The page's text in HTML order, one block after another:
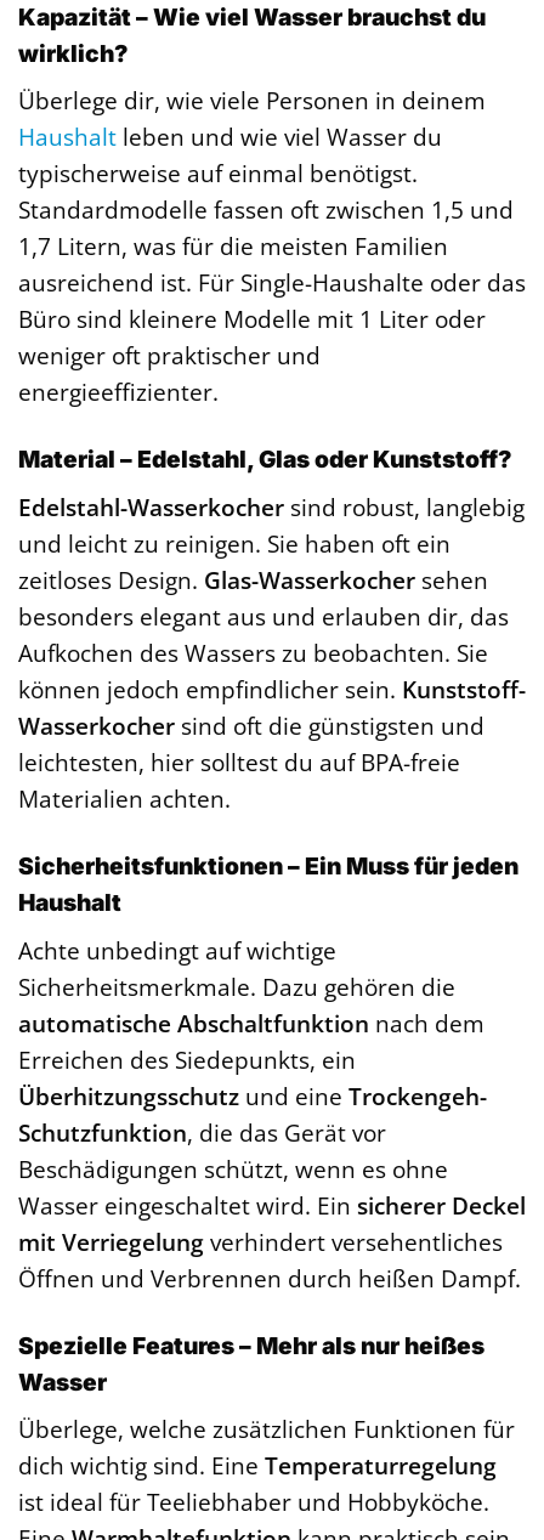
Kapazität – Wie viel Wasser brauchst du
wirklich?
Überlege dir, wie viele Personen in deinem
Haushalt leben und wie viel Wasser du
typischerweise auf einmal benötigst.
Standardmodelle fassen oft zwischen 1,5 und
1,7 Litern, was für die meisten Familien
ausreichend ist. Für Single-Haushalte oder das
Büro sind kleinere Modelle mit 1 Liter oder
weniger oft praktischer und
energieeffizienter.
Material – Edelstahl, Glas oder Kunststoff?
Edelstahl-Wasserkocher sind robust, langlebig
und leicht zu reinigen. Sie haben oft ein
zeitloses Design. Glas-Wasserkocher sehen
besonders elegant aus und erlauben dir, das
Aufkochen des Wassers zu beobachten. Sie
können jedoch empfindlicher sein. Kunststoff-
Wasserkocher sind oft die günstigsten und
leichtesten, hier solltest du auf BPA-freie
Materialien achten.
Sicherheitsfunktionen – Ein Muss für jeden
Haushalt
Achte unbedingt auf wichtige
Sicherheitsmerkmale. Dazu gehören die
automatische Abschaltfunktion nach dem
Erreichen des Siedepunkts, ein
Überhitzungsschutz und eine Trockengeh-
Schutzfunktion, die das Gerät vor
Beschädigungen schützt, wenn es ohne
Wasser eingeschaltet wird. Ein sicherer Deckel
mit Verriegelungverhindert versehentliches
Öffnen und Verbrennen durch heißen Dampf.
Spezielle Features – Mehr als nur heißes
Wasser
Überlege, welche zusätzlichen Funktionen für
dich wichtig sind. Eine Temperaturregelung
ist ideal für Teeliebhaber und Hobbyköche.